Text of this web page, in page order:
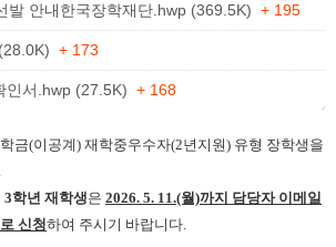
발 안내한국장학재단.hwp (369.5K) + 195
+ 173
인서.hwp (27.5K) + 168
금(이공계) 재학중우수자(2년지원) 유형 장학생을
.
3학년 재학생은 2026. 5. 11.(월)까지 담당자 이메일
로 신청하여 주시기 바랍니다.